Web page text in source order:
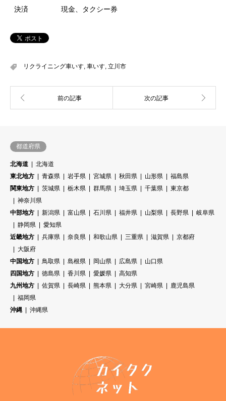
決済 現金、タクシー券
リクライニング車いす 車いす 立川市
都道府県
北海道
北海道
東北地方
青森県 岩手県 宮城県 秋田県 山形県
福島県
関東地方
茨城県 栃木県 群馬県 埼玉県 千葉県
東京都
神奈川県
中部地方
新潟県 富山県 石川県 福井県 山梨県 長野県
岐阜県
静岡県
愛知県
近畿地方
兵庫県 奈良県 和歌山県 三重県 滋賀県
京都府
大阪府
中国地方
鳥取県 島根県 岡山県 広島県
山口県
四国地方
徳島県 香川県 愛媛県
高知県
九州地方
佐賀県 長崎県 熊本県 大分県 宮崎県
鹿児島県
福岡県
沖縄
沖縄県